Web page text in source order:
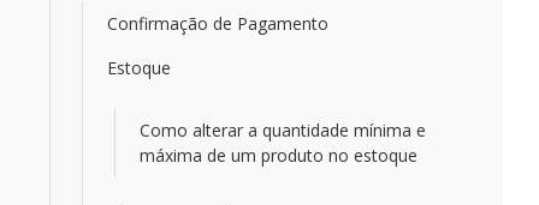
Confirmação de Pagamento
Estoque
Como alterar a quantidade mínima e
máxima de um produto no estoque